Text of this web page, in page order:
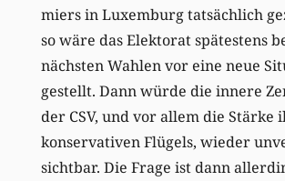
miers in Luxemburg tatsächlich
so wäre das Elektorat spätestens
nächsten Wahlen vor eine neue
gestellt. Dann würde die innere
der CSV, und vor allem die Stärke
konservativen Flügels, wieder
sichtbar. Die Frage ist dann